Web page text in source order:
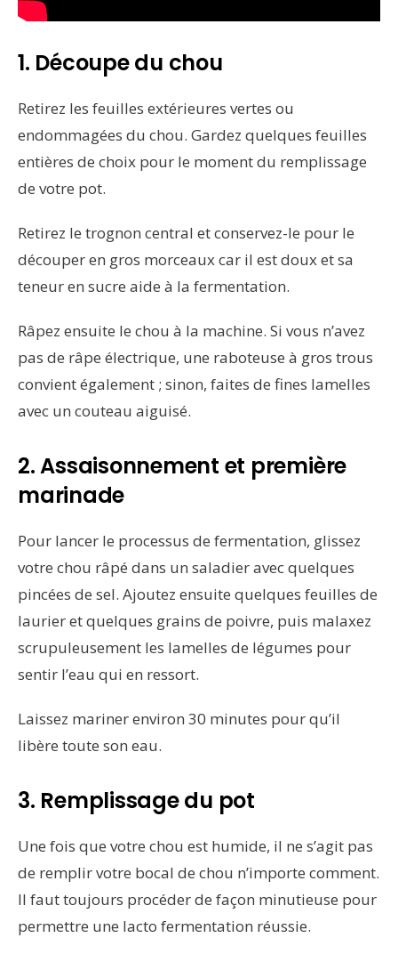
1. Découpe du chou
Retirez les feuilles extérieures vertes ou
endommagées du chou. Gardez quelques feuilles
entières de choix pour le moment du remplissage
de votre pot.
Retirez le trognon central et conservez-le pour le
découper en gros morceaux car il est doux et sa
teneur en sucre aide à la fermentation.
Râpez ensuite le chou à la machine. Si vous n’avez
pas de râpe électrique, une raboteuse à gros trous
convient également ; sinon, faites de fines lamelles
avec un couteau aiguisé.
2. Assaisonnement et première
marinade
Pour lancer le processus de fermentation, glissez
votre chou râpé dans un saladier avec quelques
pincées de sel. Ajoutez ensuite quelques feuilles de
laurier et quelques grains de poivre, puis malaxez
scrupuleusement les lamelles de légumes pour
sentir l’eau qui en ressort.
Laissez mariner environ 30 minutes pour qu’il
libère toute son eau.
3. Remplissage du pot
Une fois que votre chou est humide, il ne s’agit pas
de remplir votre bocal de chou n’importe comment.
Il faut toujours procéder de façon minutieuse pour
permettre une lacto fermentation réussie.